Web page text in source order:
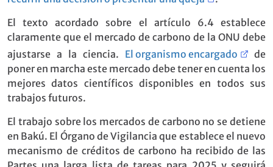
El texto acordado sobre el artículo 6.4 establece
claramente que el mercado de carbono de la ONU debe
ajustarse a la ciencia. El organismo encargado
de
poner en marcha este mercado debe tener en cuenta los
mejores datos científicos disponibles en todos sus
trabajos futuros.
El trabajo sobre los mercados de carbono no se detiene
en Bakú. El Órgano de Vigilancia que establece el nuevo
mecanismo de créditos de carbono ha recibido de las